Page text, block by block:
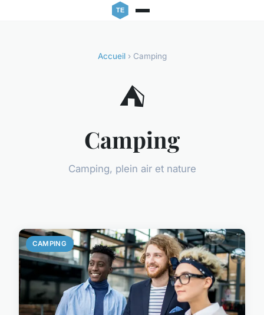
Accueil› Camping
⛺
Camping
Camping, plein air et nature
CAMPING